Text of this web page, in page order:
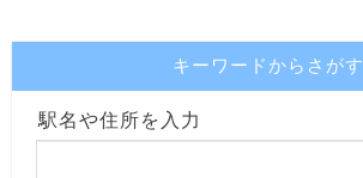
キーワードからさがす
駅名や住所を入力